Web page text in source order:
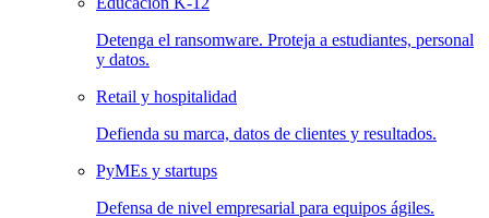
Detenga el ransomware. Proteja a estudiantes, personal
y datos.
Retail y hospitalidad
Defienda su marca, datos de clientes y resultados.
PyMEs y startups
Defensa de nivel empresarial para equipos ágiles.